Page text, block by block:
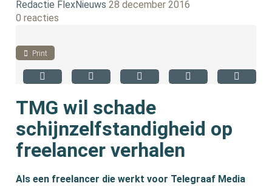
Redactie FlexNieuws 28 december 2016
0 reacties
Print
TMG wil schade
schijnzelfstandigheid op
freelancer verhalen
Als een freelancer die werkt voor Telegraaf Media